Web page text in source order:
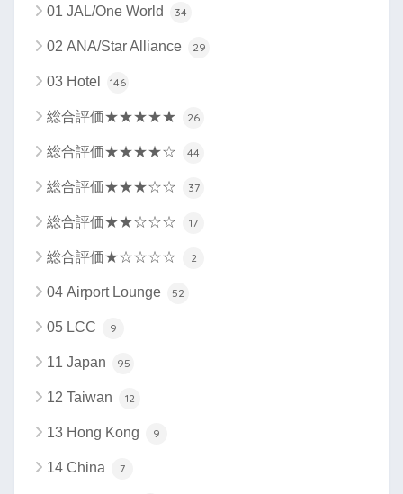
01 JAL/One World 34
02 ANA/Star Alliance 29
03 Hotel 146
総合評価★★★★★ 26
総合評価★★★★☆ 44
総合評価★★★☆☆ 37
総合評価★★☆☆☆ 17
総合評価★☆☆☆☆ 2
04 Airport Lounge 52
05 LCC 9
11 Japan 95
12 Taiwan 12
13 Hong Kong 9
14 China 7